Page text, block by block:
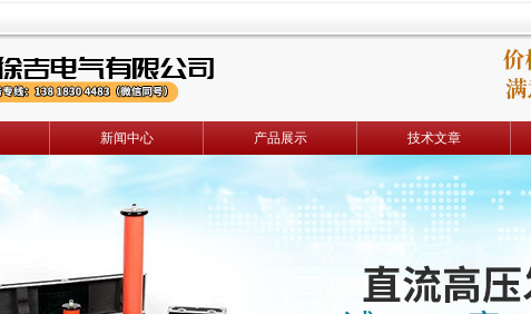
新闻中心 产品展示 技术文章